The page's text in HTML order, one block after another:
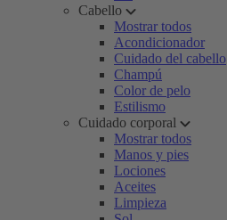
Cabello
Mostrar todos
Acondicionador
Cuidado del cabello
Champú
Color de pelo
Estilismo
Cuidado corporal
Mostrar todos
Manos y pies
Lociones
Aceites
Limpieza